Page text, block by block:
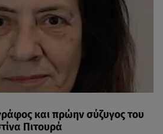
και πρώην σύζυγος του
Πιτουρά